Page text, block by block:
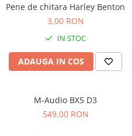
Mixere audio
Monitorizare In-Ear
Pickup-uri, platane & accesorii
Playere si Recordere
Procesoare si efecte
Stabilizatoare de tensiune UPS si
Power Conditioner
Pene de chitara Harley Benton
3,00 RON
IN STOC
ADAUGA IN COS
M-Audio BX5 D3
549,00 RON